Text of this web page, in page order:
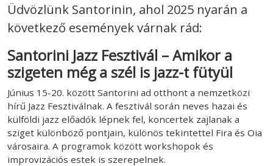
Üdvözlünk Santorinin, ahol 2025 nyarán a
következő események várnak rád:
Santorini Jazz Fesztivál – Amikor a
szigeten még a szél is jazz-t fütyül
Június 15-20. között Santorini ad otthont a nemzetközi
hírű Jazz Fesztiválnak. A fesztivál során neves hazai és
külföldi jazz előadók lépnek fel, koncertek zajlanak a
sziget különböző pontjain, különös tekintettel Fira és Oia
városaira. A programok között workshopok és
improvizációs estek is szerepelnek.